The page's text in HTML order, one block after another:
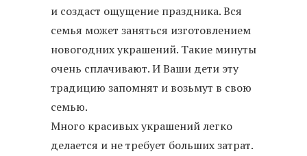
и создаст ощущение праздника. Вся
семья может заняться изготовлением
новогодних украшений. Такие минуты
очень сплачивают. И Ваши дети эту
традицию запомнят и возьмут в свою
семью.
Много красивых украшений легко
делается и не требует больших затрат.